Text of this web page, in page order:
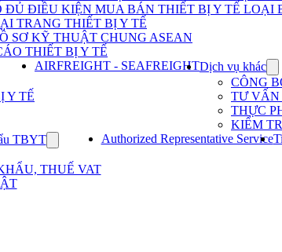
vụ
nhập
khẩu
TBYT
ĐỦ ĐIỀU KIỆN MUA BÁN THIẾT BỊ Y TẾ LOẠI
TRANG THIẾT BỊ Y TẾ
SƠ KỸ THUẬT CHUNG ASEAN
THIẾT BỊ Y TẾ
Y TẾ
AIRFREIGHT - SEAFREIGHTDịch vụ khác
vụ
CÔNG
TƯ VẤN
THỰC
KIỂM
TBYT
submenu
for
Kinh
THUẾ VAT
Authorized Representative Service